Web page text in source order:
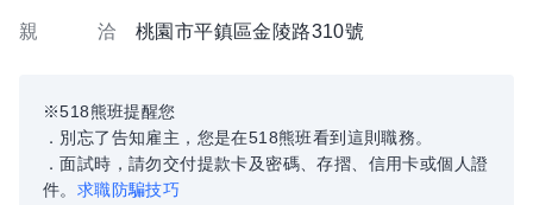
親 洽 桃園市平鎮區金陵路310號
※518熊班提醒您
．別忘了告知雇主，您是在518熊班看到這則職務。
．面試時，請勿交付提款卡及密碼、存摺、信用卡或個人證
件。 求職防騙技巧